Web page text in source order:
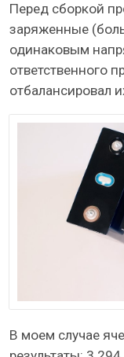
Перед сборкой
заряженные
одинаковым
ответственного
отбалансировал
В моем случае